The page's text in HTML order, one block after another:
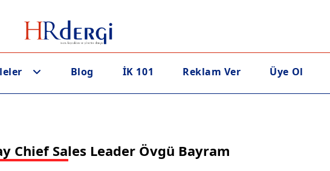
Blog İK 101 Reklam Ver Üye Ol
Chief Sales Leader Övgü Bayram